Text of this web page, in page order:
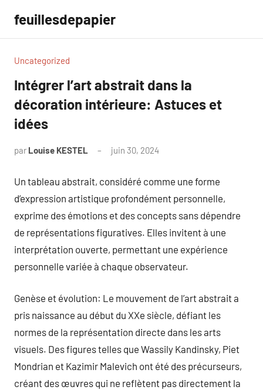
contenu
feuillesdepapier
Uncategorized
Intégrer l’art abstrait dans la
décoration intérieure: Astuces et
idées
par Louise KESTEL juin 30, 2024
Un tableau abstrait, considéré comme une forme
d’expression artistique profondément personnelle,
exprime des émotions et des concepts sans dépendre
de représentations figuratives. Elles invitent à une
interprétation ouverte, permettant une expérience
personnelle variée à chaque observateur.
Genèse et évolution: Le mouvement de l’art abstrait a
pris naissance au début du XXe siècle, défiant les
normes de la représentation directe dans les arts
visuels. Des figures telles que Wassily Kandinsky, Piet
Mondrian et Kazimir Malevich ont été des précurseurs,
créant des œuvres qui ne reflètent pas directement la